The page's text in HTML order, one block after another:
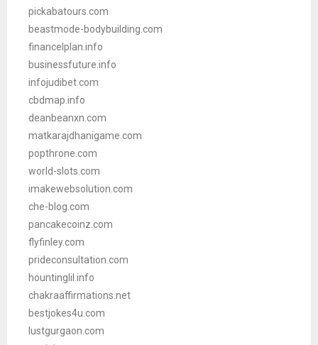
pickabatours.com
beastmode-bodybuilding.com
financelplan.info
businessfuture.info
infojudibet.com
cbdmap.info
deanbeanxn.com
matkarajdhanigame.com
popthrone.com
world-slots.com
imakewebsolution.com
che-blog.com
pancakecoinz.com
flyfinley.com
prideconsultation.com
hountinglil.info
chakraaffirmations.net
bestjokes4u.com
lustgurgaon.com